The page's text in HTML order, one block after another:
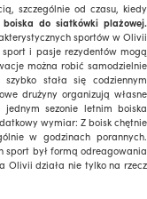
szczególnie od czasu, kiedy
boiska do siatkówki plażowej.
sportów w Olivii
i pasje rezydentów mogą
można robić samodzielnie
stała się codziennym
drużyny organizują własne
sezonie letnim boiska
wymiar: Z boisk chętnie
w godzinach porannych.
sport był formą odreagowania
Olivii działa nie tylko na rzecz